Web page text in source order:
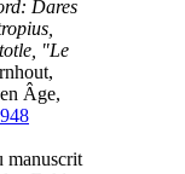
Dares
"Le
Âge,
manuscrit